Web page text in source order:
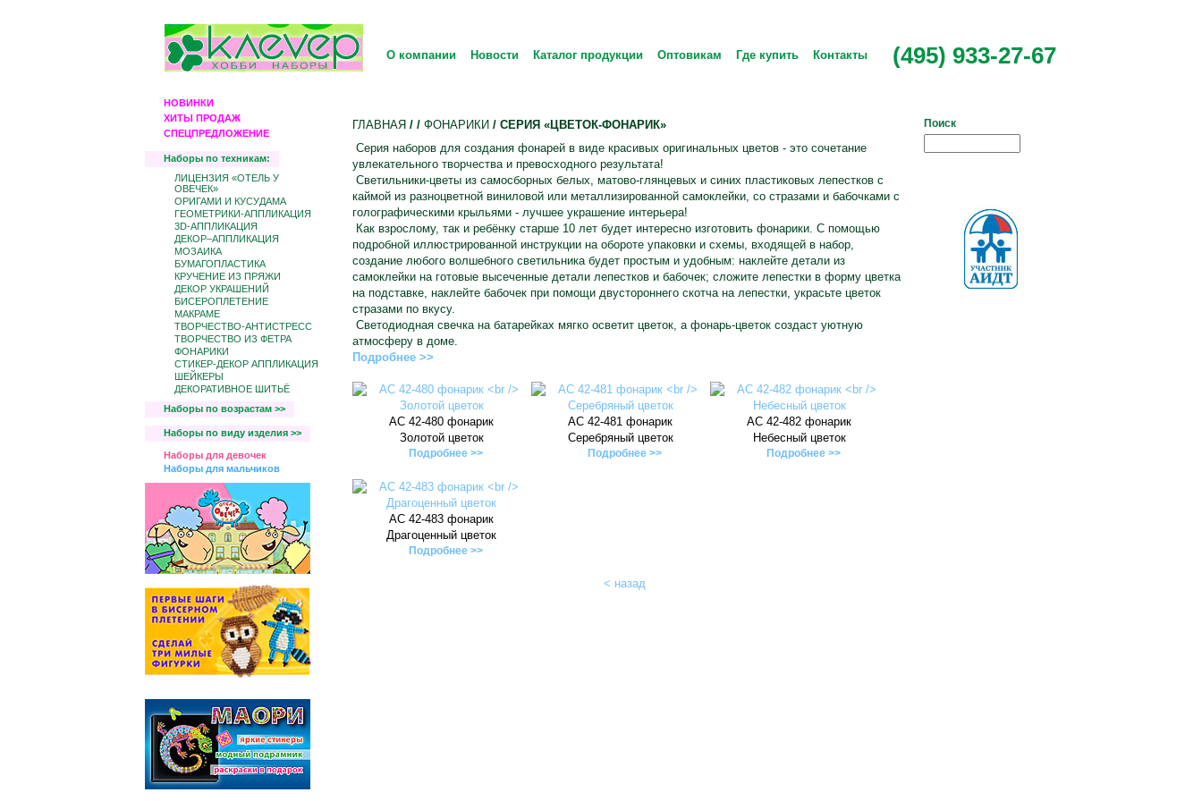
О компании Новости Каталог продукции Оптовикам Где купить Контакты (495) 933-27-67
НОВИНКИ
ХИТЫ ПРОДАЖ
СПЕЦПРЕДЛОЖЕНИЕ
Наборы по техникам:
ЛИЦЕНЗИЯ «ОТЕЛЬ У
ОВЕЧЕК»
ОРИГАМИ И КУСУДАМА
ГЕОМЕТРИКИ-АППЛИКАЦИЯ
3D-АППЛИКАЦИЯ
ДЕКОР–АППЛИКАЦИЯ
МОЗАИКА
БУМАГОПЛАСТИКА
КРУЧЕНИЕ ИЗ ПРЯЖИ
ДЕКОР УКРАШЕНИЙ
БИCЕРОПЛЕТЕНИЕ
МАКРАМЕ
ТВОРЧЕСТВО-АНТИСТРЕСС
ТВОРЧЕСТВО ИЗ ФЕТРА
ФОНАРИКИ
СТИКЕР-ДЕКОР АППЛИКАЦИЯ
ШЕЙКЕРЫ
ДЕКОРАТИВНОЕ ШИТЬЁ
Наборы по возрастам >>
Наборы по виду изделия >>
Наборы для девочек
Наборы для мальчиков
ГЛАВНАЯ / / ФОНАРИКИ / СЕРИЯ «ЦВЕТОК-ФОНАРИК»
Серия наборов для создания фонарей в виде красивых оригинальных цветов - это сочетание
увлекательного творчества и превосходного результата!
Светильники-цветы из самосборных белых, матово-глянцевых и синих пластиковых лепестков с
каймой из разноцветной виниловой или металлизированной самоклейки, со стразами и бабочками с
голографическими крыльями - лучшее украшение интерьера!
Как взрослому, так и ребёнку старше 10 лет будет интересно изготовить фонарики. С помощью
подробной иллюстрированной инструкции на обороте упаковки и схемы, входящей в набор,
создание любого волшебного светильника будет простым и удобным: наклейте детали из
самоклейки на готовые высеченные детали лепестков и бабочек; сложите лепестки в форму цветка
на подставке, наклейте бабочек при помощи двустороннего скотча на лепестки, украсьте цветок
стразами по вкусу.
Светодиодная свечка на батарейках мягко осветит цветок, а фонарь-цветок создаст уютную
атмосферу в доме.
Подробнее >>
АС 42-480 фонарик
Золотой цветок
Подробнее >>
АС 42-481 фонарик
Серебряный цветок
Подробнее >>
АС 42-482 фонарик
Небесный цветок
Подробнее >>
АС 42-483 фонарик
Драгоценный цветок
Подробнее >>
< назад
Поиск